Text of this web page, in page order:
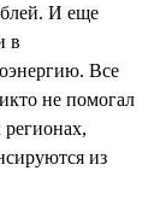
И еще
в
Все
не помогал
из